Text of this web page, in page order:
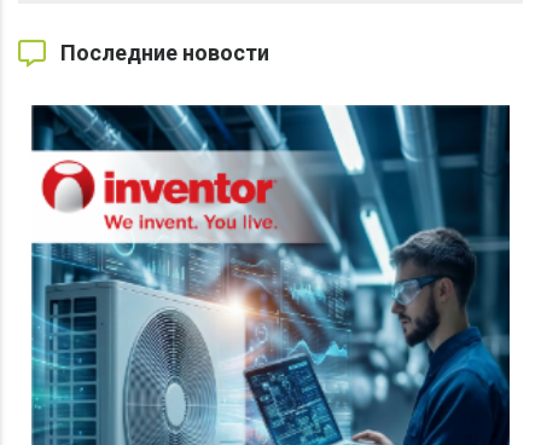
Последние новости